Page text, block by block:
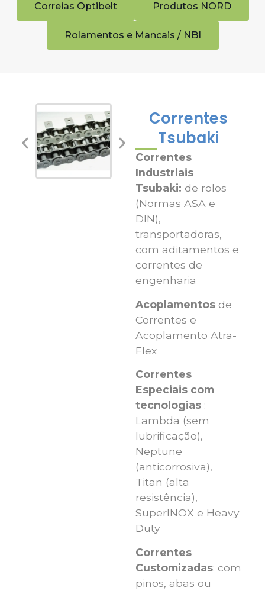
Correias Optibelt Produtos NORD
Rolamentos e Mancais / NBI
Correntes
Tsubaki
Correntes
Industriais
Tsubaki: de rolos
(Normas ASA e
DIN),
transportadoras,
com aditamentos e
correntes de
engenharia
Acoplamentosde
Correntes e
Acoplamento Atra-
Flex
Correntes
Especiais com
tecnologias:
Lambda (sem
lubrificação),
Neptune
(anticorrosiva),
Titan (alta
resistência),
SuperINOX e Heavy
Duty
Correntes
Customizadas: com
pinos, abas ou